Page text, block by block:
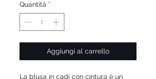
Quantità *
Aggiungi al carrello
La blusa in cadi con cintura è un